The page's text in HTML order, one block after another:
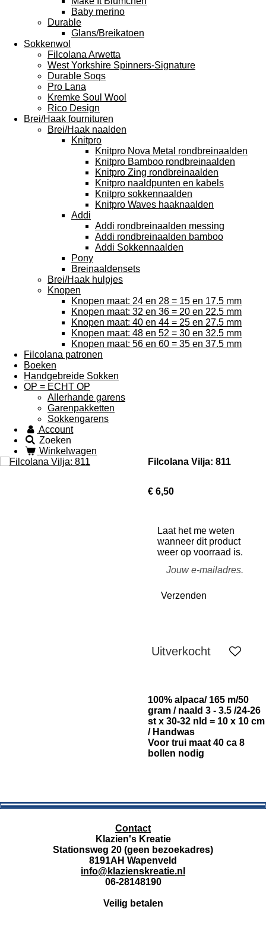
Baby merino
Durable
Glans/Breikatoen
Sokkenwol
Filcolana Arwetta
West Yorkshire Spinners-Signature
Durable Soqs
Pro Lana
Kremke Soul Wool
Rico Design
Brei/Haak fournituren
Brei/Haak naalden
Knitpro
Knitpro Nova Metal rondbreinaalden
Knitpro Bamboo rondbreinaalden
Knitpro Zing rondbreinaalden
Knitpro naaldpunten en kabels
Knitpro sokkennaalden
Knitpro Waves haaknaalden
Addi
Addi rondbreinaalden messing
Addi rondbreinaalden bamboo
Addi Sokkennaalden
Pony
Breinaaldensets
Brei/Haak hulpjes
Knopen
Knopen maat: 24 en 28 = 15 en 17.5 mm
Knopen maat: 32 en 36 = 20 en 22.5 mm
Knopen maat: 40 en 44 = 25 en 27.5 mm
Knopen maat: 48 en 52 = 30 en 32.5 mm
Knopen maat: 56 en 60 = 35 en 37.5 mm
Filcolana patronen
Boeken
Handgebreide Sokken
OP = ECHT OP
Allerhande garens
Garenpakketten
Sokkengarens
Account
Zoeken
Winkelwagen
Filcolana Vilja: 811
€ 6,50
Laat het me weten
wanneer dit product
weer op voorraad is.
Verzenden
Uitverkocht
100% alpaca/ 165 m/50
gram / naald 3 - 3.5 /24-26
st x 30-32 nld = 10 x 10 cm
/ Handwas
Voor trui maat 40 ca 8
bollen nodig
Contact
Klazien's Kreatie
Stationsweg 20 (geen bezoekadres)
8191AH Wapenveld
info@klazienskreatie.nl
06-28148190
Veilig betalen